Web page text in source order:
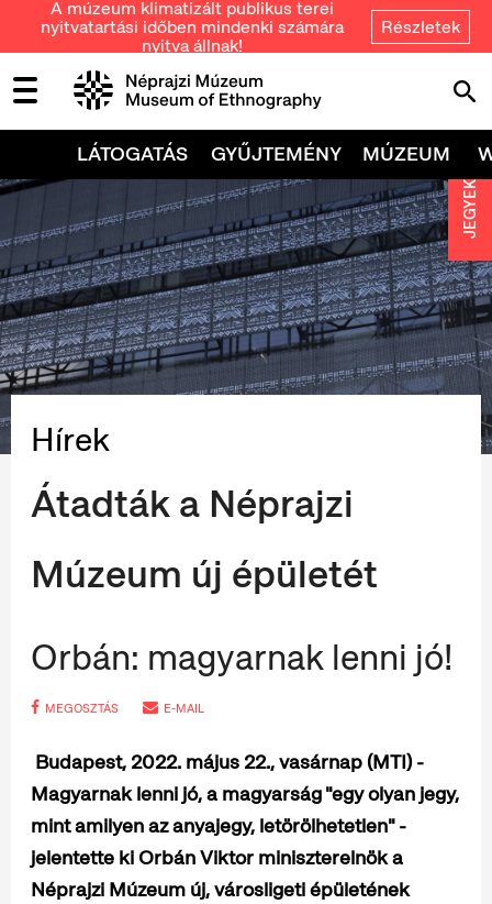
A múzeum klimatizált publikus terei
nyitvatartási időben mindenki számára
nyitva állnak!
Részletek
LÁTOGATÁS GYŰJTEMÉNY MÚZEUM
Hírek
Átadták a Néprajzi
Múzeum új épületét
Orbán: magyarnak lenni jó!
MEGOSZTÁS E-MAIL
Budapest, 2022. május 22., vasárnap (MTI) -
Magyarnak lenni jó, a magyarság "egy olyan jegy,
mint amilyen az anyajegy, letörölhetetlen" -
jelentette ki Orbán Viktor miniszterelnök a
Néprajzi Múzeum új, városligeti épületének
JEGYEK